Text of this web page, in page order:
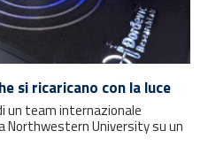
si ricaricano con la luce
un team internazionale
Northwestern University su un